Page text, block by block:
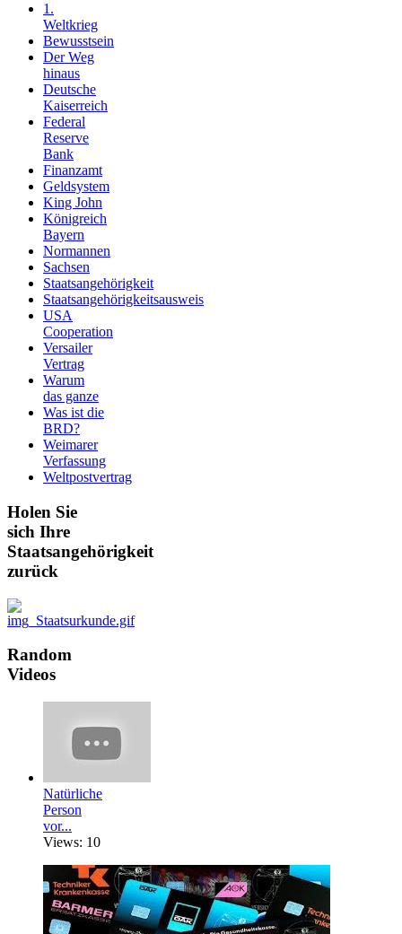
1.
Weltkrieg
Bewusstsein
Der Weg
hinaus
Deutsche
Kaiserreich
Federal
Reserve
Bank
Finanzamt
Geldsystem
King John
Königreich
Bayern
Normannen
Sachsen
Staatsangehörigkeit
Staatsangehörigkeitsausweis
USA
Cooperation
Versailer
Vertrag
Warum
das ganze
Was ist die
BRD?
Weimarer
Verfassung
Weltpostvertrag
Holen Sie
sich Ihre
Staatsangehörigkeit
zurück
Random
Videos
Natürliche
Person
vor...
Views: 10